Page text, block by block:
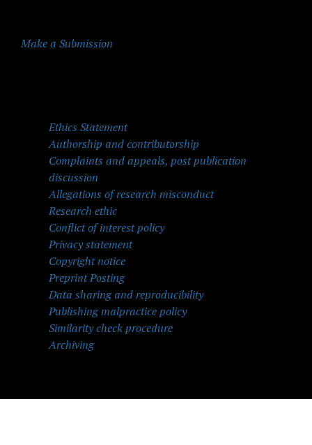
Make a Submission
Ethics Statement
Authorship and contributorship
Complaints and appeals, post publication
discussion
Allegations of research misconduct
Research ethic
Conflict of interest policy
Privacy statement
Copyright notice
Preprint Posting
Data sharing and reproducibility
Publishing malpractice policy
Similarity check procedure
Archiving